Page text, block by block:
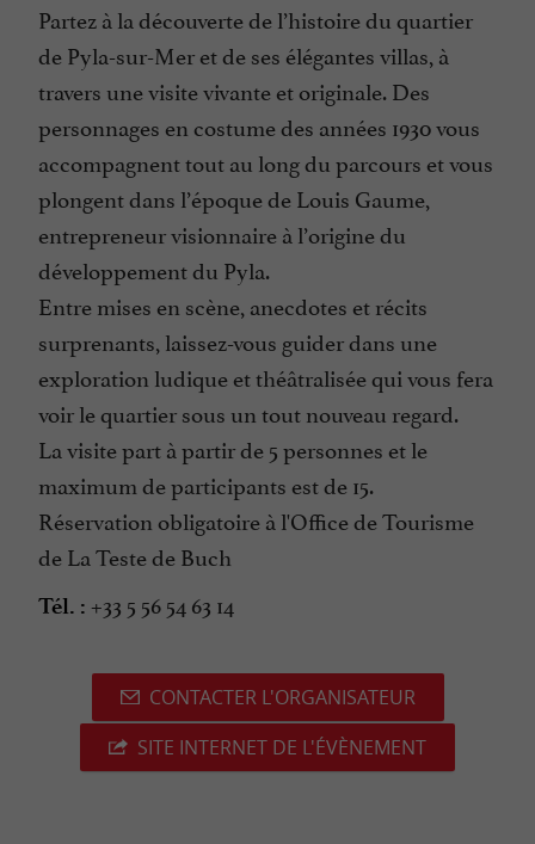
Partez à la découverte de l’histoire du quartier
de Pyla-sur-Mer et de ses élégantes villas, à
travers une visite vivante et originale. Des
personnages en costume des années 1930 vous
accompagnent tout au long du parcours et vous
plongent dans l’époque de Louis Gaume,
entrepreneur visionnaire à l’origine du
développement du Pyla.
Entre mises en scène, anecdotes et récits
surprenants, laissez-vous guider dans une
exploration ludique et théâtralisée qui vous fera
voir le quartier sous un tout nouveau regard.
La visite part à partir de 5 personnes et le
maximum de participants est de 15.
Réservation obligatoire à l'Office de Tourisme
de La Teste de Buch
Tél. : +33 5 56 54 63 14
CONTACTER L'ORGANISATEUR
SITE INTERNET DE L'ÉVÈNEMENT